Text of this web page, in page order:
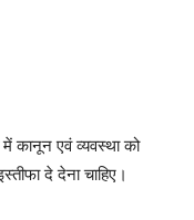
में कानून एवं व्यवस्था को
दे देना चाहिए।